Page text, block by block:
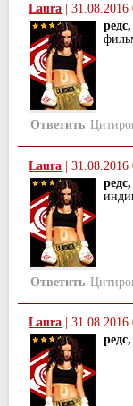
Laura
31.08.2016
редс,
Ответить
Laura | 31.08.2016
редс,
Ответить
Laura
31.08.2016
редс,